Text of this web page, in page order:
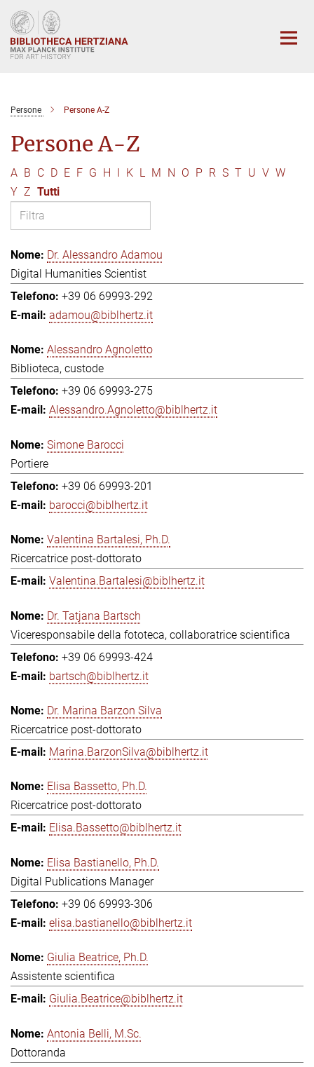
Main-
Content
Persone Persone A-Z
Persone A-Z
A B C D E F G H I K L M N O P R S T U V W
Y Z Tutti
Dr. Alessandro Adamou
Digital Humanities Scientist
+39 06 69993-292
adamou@biblhertz.it
Alessandro Agnoletto
Biblioteca, custode
+39 06 69993-275
Alessandro.Agnoletto@biblhertz.it
Simone Barocci
Portiere
+39 06 69993-201
barocci@biblhertz.it
Valentina Bartalesi, Ph.D.
Ricercatrice post-dottorato
Valentina.Bartalesi@biblhertz.it
Dr. Tatjana Bartsch
Viceresponsabile della fototeca, collaboratrice scientifica
+39 06 69993-424
bartsch@biblhertz.it
Dr. Marina Barzon Silva
Ricercatrice post-dottorato
Marina.BarzonSilva@biblhertz.it
Elisa Bassetto, Ph.D.
Ricercatrice post-dottorato
Elisa.Bassetto@biblhertz.it
Elisa Bastianello, Ph.D.
Digital Publications Manager
+39 06 69993-306
elisa.bastianello@biblhertz.it
Giulia Beatrice, Ph.D.
Assistente scientifica
Giulia.Beatrice@biblhertz.it
Antonia Belli, M.Sc.
Dottoranda